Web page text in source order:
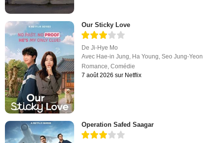
Our Sticky Love
DeJi-Hye Mo
Avec Hae-in Jung Ha Young ,Seo Jung-Yeon
Romance ,Comédie
7 août 2026 sur Netflix
Operation Safed Saagar